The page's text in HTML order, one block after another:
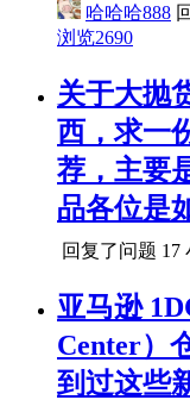
哈哈哈888
浏览2690
关于大抛
西，求一
荐，主要
品各位是
回复了问题 17
亚马逊
Center）
到过这些